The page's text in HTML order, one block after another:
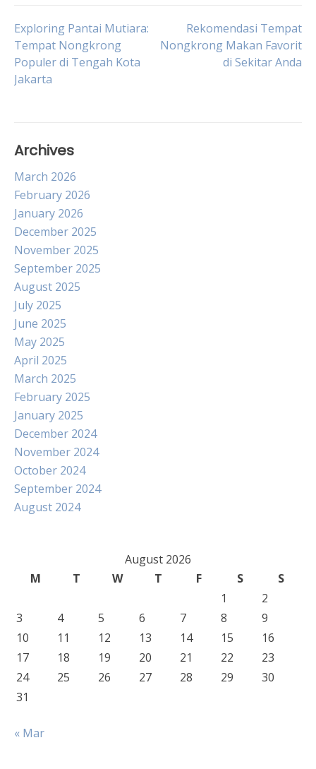
Post
navigation
Exploring Pantai Mutiara:
Tempat Nongkrong
Populer di Tengah Kota
Jakarta
Rekomendasi Tempat
Nongkrong Makan Favorit
di Sekitar Anda
Archives
March 2026
February 2026
January 2026
December 2025
November 2025
September 2025
August 2025
July 2025
June 2025
May 2025
April 2025
March 2025
February 2025
January 2025
December 2024
November 2024
October 2024
September 2024
August 2024
August 2026
M
T W T F S
S
1
2
3
4 5 6 7 8
9
10
11 12 13 14 15
16
17
18 19 20 21 22
23
24
25 26 27 28 29
30
31
« Mar